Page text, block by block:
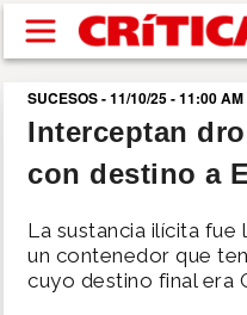
Pasar al contenido
buscar
SUCESOS
NACIONAL
SUCESOS - 11/10/25 - 11:00 AM
Interceptan
con destino a
La sustancia ilícita
un contenedor que
cuyo destino final era